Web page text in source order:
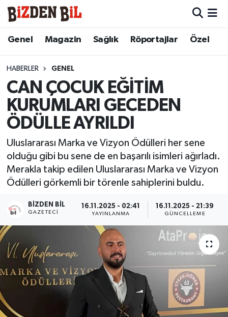
Genel Magazin Sağlık Röportajlar Özel
HABERLER GENEL
CAN ÇOCUK EĞİTİM
KURUMLARI GECEDEN
ÖDÜLLE AYRILDI
Uluslararası Marka ve Vizyon Ödülleri her sene
olduğu gibi bu sene de en başarılı isimleri ağırladı.
Merakla takip edilen Uluslararası Marka ve Vizyon
Ödülleri görkemli bir törenle sahiplerini buldu.
BIZDEN BIL
GAZETECI
16.11.2025 - 02:41
YAYINLANMA
16.11.2025 - 21:39
GÜNCELLEME
Hava Durumu
Trafik Durumu
Süper Lig Puan Durumu ve Fikstür
Tüm Manşetler
Son Dakika Haberleri
Haber Arşivi